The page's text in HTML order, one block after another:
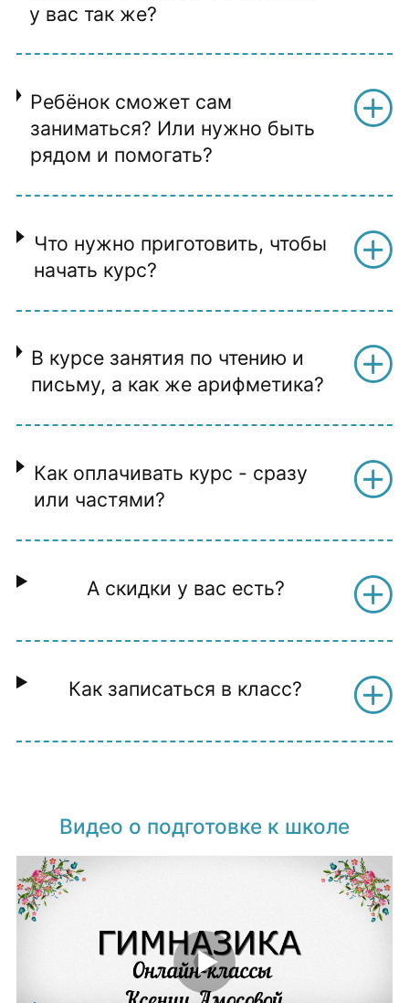
у вас так же?
Ребёнок сможет сам
заниматься? Или нужно быть
рядом и помогать?
Что нужно приготовить, чтобы
начать курс?
В курсе занятия по чтению и
письму, а как же арифметика?
Как оплачивать курс - сразу
или частями?
А скидки у вас есть?
Как записаться в класс?
Видео о подготовке к школе